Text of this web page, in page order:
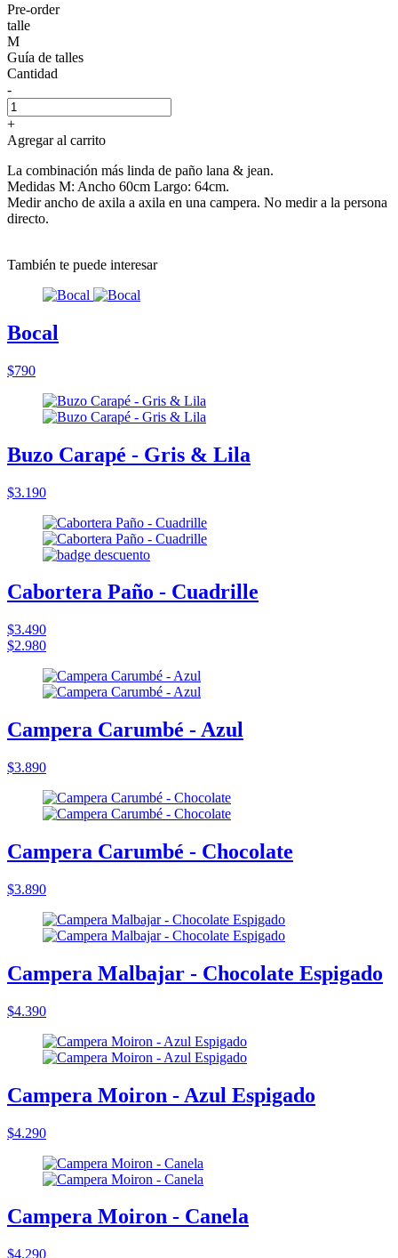
Pre-order
talle
M
Guía de talles
Cantidad
-
+
Agregar al carrito
La combinación más linda de paño lana & jean.
Medidas M: Ancho 60cm Largo: 64cm.
Medir ancho de axila a axila en una campera. No medir a la persona
directo.
También te puede interesar
Bocal
$790
Buzo Carapé - Gris & Lila
$3.190
Cabortera Paño - Cuadrille
$3.490
$2.980
Campera Carumbé - Azul
$3.890
Campera Carumbé - Chocolate
$3.890
Campera Malbajar - Chocolate Espigado
$4.390
Campera Moiron - Azul Espigado
$4.290
Campera Moiron - Canela
$4.290